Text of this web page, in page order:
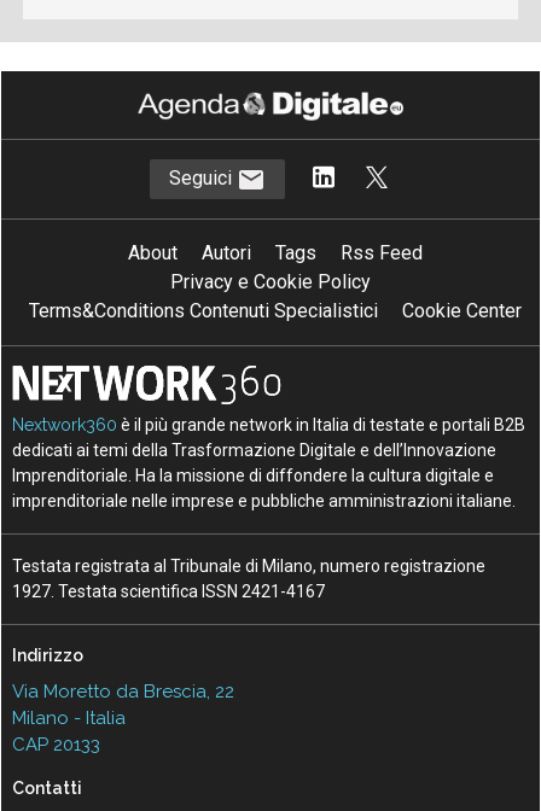
Seguici
About Autori Tags
Rss Feed
Privacy e Cookie Policy
Terms&Conditions Contenuti Specialistici
Cookie Center
Nextwork360 è il più grande network in Italia di testate e portali B2B
dedicati ai temi della Trasformazione Digitale e dell’Innovazione
Imprenditoriale. Ha la missione di diffondere la cultura digitale e
imprenditoriale nelle imprese e pubbliche amministrazioni italiane.
Testata registrata al Tribunale di Milano, numero registrazione
1927. Testata scientifica ISSN 2421-4167
Indirizzo
Via Moretto da Brescia, 22
Milano - Italia
CAP 20133
Contatti